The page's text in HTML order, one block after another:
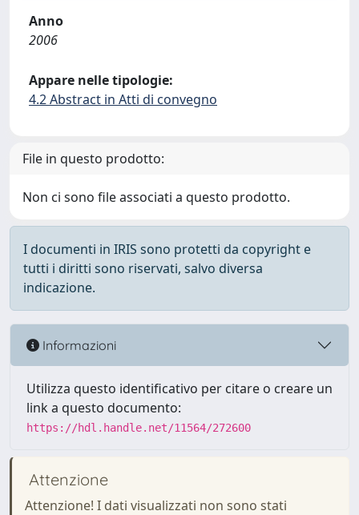
Anno
2006
Appare nelle tipologie:
4.2 Abstract in Atti di convegno
File in questo prodotto:
Non ci sono file associati a questo prodotto.
I documenti in IRIS sono protetti da copyright e
tutti i diritti sono riservati, salvo diversa
indicazione.
Informazioni
Utilizza questo identificativo per citare o creare un
link a questo documento:
https://hdl.handle.net/11564/272600
Attenzione
Attenzione! I dati visualizzati non sono stati